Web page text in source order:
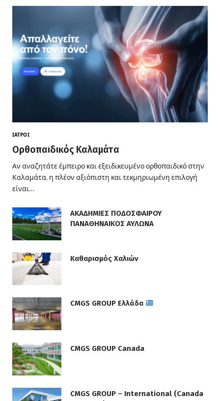
ΙΑΤΡΟΊ
Ορθοπαιδικός Καλαμάτα
Αν αναζητάτε έμπειρο και εξειδικευμένο ορθοπαιδικό στην
Καλαμάτα, η πλέον αξιόπιστη και τεκμηριωμένη επιλογή
είναι…
ΑΚΑΔΗΜΙΕΣ ΠΟΔΟΣΦΑΙΡΟΥ
ΠΑΝΑΘΗΝΑΙΚΟΣ ΑΥΛΩΝΑ
Καθαρισμός Χαλιών
CMGS GROUP Ελλάδα
CMGS GROUP Canada
CMGS GROUP – International (Canada